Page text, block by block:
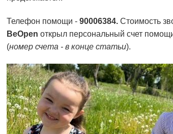
Телефон помощи - 90006384. Стоимость
BeOpen открыл персональный счет
(номер счета - в конце статьи).